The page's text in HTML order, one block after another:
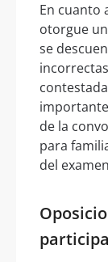
En cuanto
otorgue
se
de la
para
del